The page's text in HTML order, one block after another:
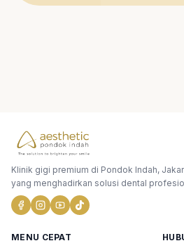
Klinik gigi premium di Pondok Indah,
yang menghadirkan solusi dental
MENU CEPAT